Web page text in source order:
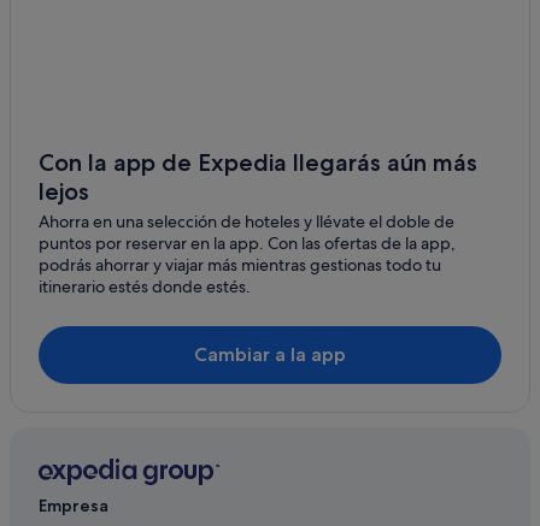
Apartoteles en Nimes
Hoteles de 5 estrellas en Nimes
Moteles en Nimes
B&B Hotels en Nimes
Relais & Chateaux hoteles en Nimes
Appart'city hoteles en Nimes
Hoteles en la playa en Nimes
Route de Beaucaire hoteles
Con la app de Expedia llegarás aún más
lejos
Ahorra en una selección de hoteles y llévate el doble de
puntos por reservar en la app. Con las ofertas de la app,
podrás ahorrar y viajar más mientras gestionas todo tu
itinerario estés donde estés.
Cambiar a la app
Empresa